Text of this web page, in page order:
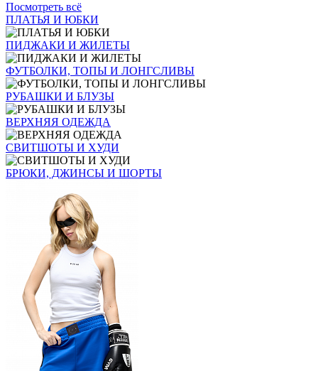
Посмотреть всё
ПЛАТЬЯ И ЮБКИ
ПИДЖАКИ И ЖИЛЕТЫ
ФУТБОЛКИ, ТОПЫ И ЛОНГСЛИВЫ
РУБАШКИ И БЛУЗЫ
ВЕРХНЯЯ ОДЕЖДА
СВИТШОТЫ И ХУДИ
БРЮКИ, ДЖИНСЫ И ШОРТЫ